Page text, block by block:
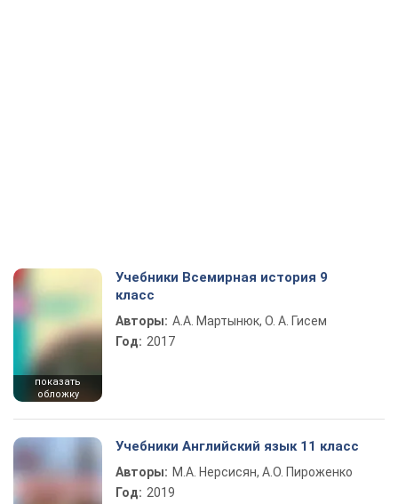
показать
обложку
Учебники Всемирная история 9
класс
Авторы: А.А. Мартынюк, О. А. Гисем
Год: 2017
Учебники Английский язык 11 класс
Авторы: М.А. Нерсисян, А.О. Пироженко
Год: 2019